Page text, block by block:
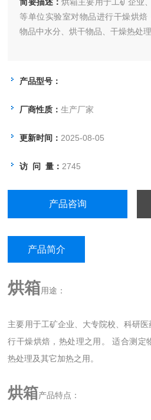
等单位实验室对物品进行干燥烘
物品中水分、烘干物品、干燥热处
产品型号：
厂商性质：生产厂家
更新时间： 2025-08-05
访 问 量： 2745
产品咨询
产品简介
烘箱用途：
主要用于工矿企业、大专院校、科研
行干燥烘焙，热处理之用。 适合测定
热处理及其它加热之用。
烘箱产品特点：